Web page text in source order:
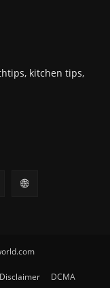
kitchen tips,
Disclaimer DCMA